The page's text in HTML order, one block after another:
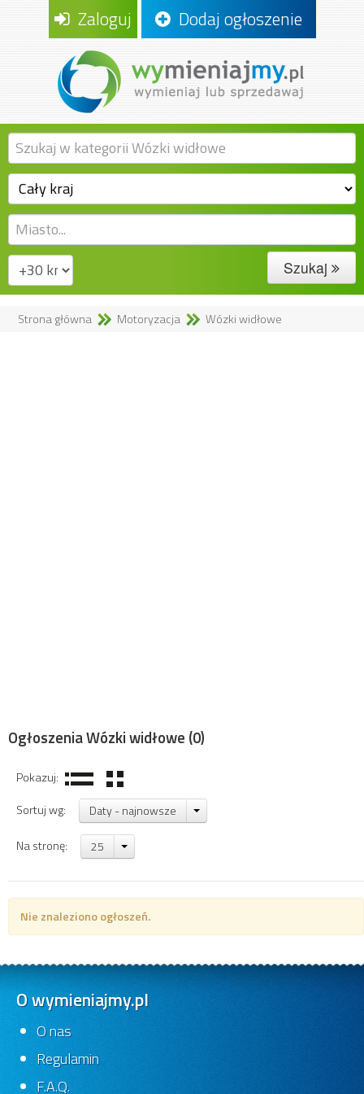
Zaloguj Dodaj ogłoszenie
Szukaj
Strona główna Motoryzacja Wózki widłowe
Ogłoszenia Wózki widłowe (0)
Pokazuj:
Sortuj wg:
Daty - najnowsze
Na stronę: 25
Nie znaleziono ogłoszeń.
O wymieniajmy.pl
O nas
Regulamin
F.A.Q.